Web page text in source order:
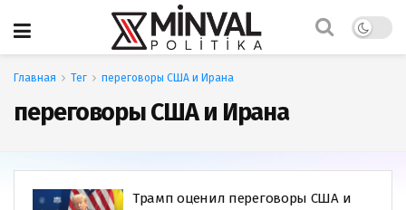
Главная Тег переговоры США и Ирана
переговоры США и Ирана
Трамп оценил переговоры США и